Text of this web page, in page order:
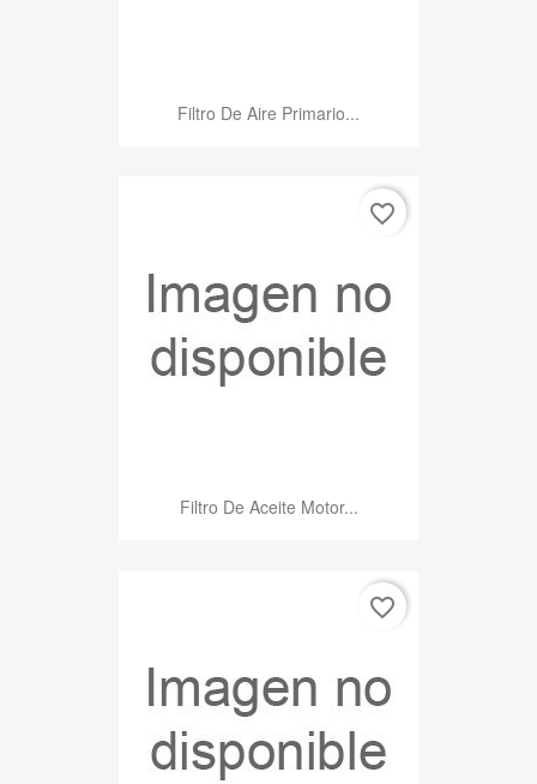
Filtro De Aire Primario...
Filtro De Aceite Motor...
favorite_border
favorite_border